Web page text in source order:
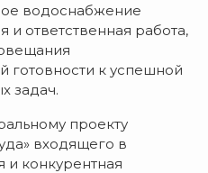
водоснабжение
ответственная работа,
готовности к успешной
задач.
проекту
входящего в
и конкурентная